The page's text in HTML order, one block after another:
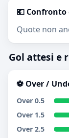
💶
Quote non
Gol attesi e
⚽ Over /
Over 0.5
Over 1.5
Over 2.5